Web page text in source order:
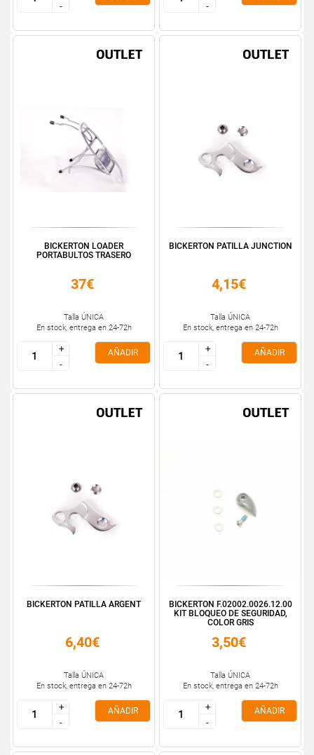
--
--
BICKERTON LOADER
PORTABULTOS TRASERO
37€
Talla ÚNICA
En stock, entrega en 24-72h
+
-
+
-
AÑADIR
BICKERTON PATILLA JUNCTION
4,15€
Talla ÚNICA
En stock, entrega en 24-72h
+
-
+
-
AÑADIR
BICKERTON PATILLA ARGENT
6,40€
Talla ÚNICA
En stock, entrega en 24-72h
+
-
+
-
AÑADIR
BICKERTON F.02002.0026.12.00
KIT BLOQUEO DE SEGURIDAD,
COLOR GRIS
3,50€
Talla ÚNICA
En stock, entrega en 24-72h
+
-
+
-
AÑADIR